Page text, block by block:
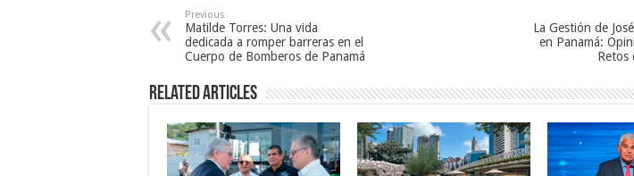
Previous
Matilde Torres: Una vida
dedicada a romper barreras en el
Cuerpo de Bomberos de Panamá
La Gestión de
en Panamá:
Retos
Related Articles